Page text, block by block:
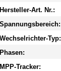
Hersteller-Art. Nr.:
Spannungsbereich:
Wechselrichter-Typ:
Phasen:
MPP-Tracker: